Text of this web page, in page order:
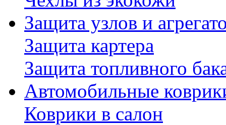
Защита узлов и
Защита картера
Защита топливного
Автомобильные
Коврики в салон